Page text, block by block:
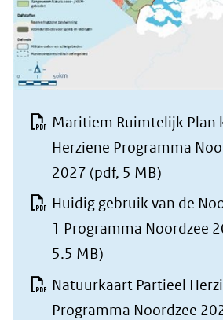
Maritiem Ruimtelijk Plan
Herziene Programma
2027 (pdf, 5 MB)
Huidig gebruik van de
1 Programma Noordzee
5.5 MB)
Natuurkaart Partieel
Programma Noordzee